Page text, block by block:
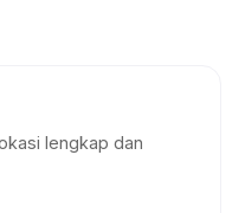
lengkap dan